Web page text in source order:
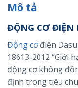
Mô tả
ĐỘNG CƠ ĐIỆN
Động cơ điện
18613-2012 “Giới
động cơ không
định trong tiêu